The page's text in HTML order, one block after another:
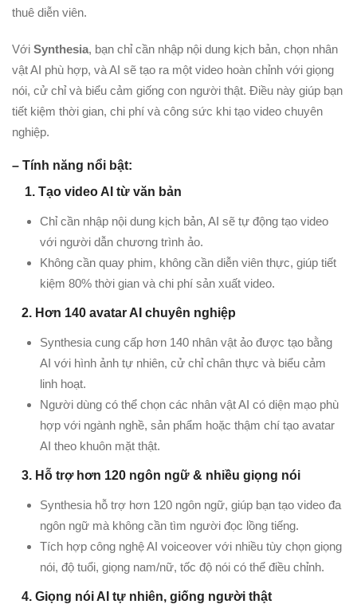
thuê diễn viên.
Với Synthesia, bạn chỉ cần nhập nội dung kịch bản, chọn nhân
vật AI phù hợp, và AI sẽ tạo ra một video hoàn chỉnh với giọng
nói, cử chỉ và biểu cảm giống con người thật. Điều này giúp bạn
tiết kiệm thời gian, chi phí và công sức khi tạo video chuyên
nghiệp.
– Tính năng nổi bật:
1. Tạo video AI từ văn bản
Chỉ cần nhập nội dung kịch bản, AI sẽ tự động tạo video
với người dẫn chương trình ảo.
Không cần quay phim, không cần diễn viên thực, giúp tiết
kiệm 80% thời gian và chi phí sản xuất video.
2. Hơn 140 avatar AI chuyên nghiệp
Synthesia cung cấp hơn 140 nhân vật ảo được tạo bằng
AI với hình ảnh tự nhiên, cử chỉ chân thực và biểu cảm
linh hoạt.
Người dùng có thể chọn các nhân vật AI có diện mạo phù
hợp với ngành nghề, sản phẩm hoặc thậm chí tạo avatar
AI theo khuôn mặt thật.
3. Hỗ trợ hơn 120 ngôn ngữ & nhiều giọng nói
Synthesia hỗ trợ hơn 120 ngôn ngữ, giúp bạn tạo video đa
ngôn ngữ mà không cần tìm người đọc lồng tiếng.
Tích hợp công nghệ AI voiceover với nhiều tùy chọn giọng
nói, độ tuổi, giọng nam/nữ, tốc độ nói có thể điều chỉnh.
4. Giọng nói AI tự nhiên, giống người thật